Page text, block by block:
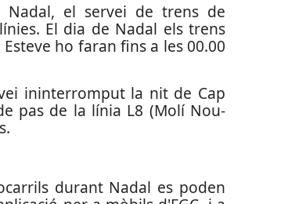
el servei de trens de
El dia de Nadal els trens
ho faran fins a les 00.00
ininterromput la nit de Cap
pas de la línia L8 (Molí Nou-
durant Nadal es poden